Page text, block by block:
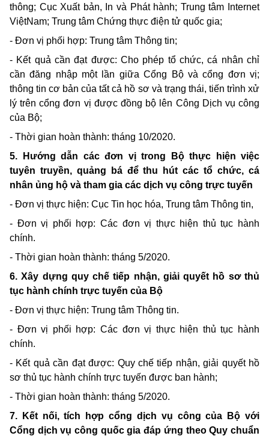
thông; Cục Xuất bản, In và Phát hành; Trung tâm Internet
ViệtNam; Trung tâm Chứng thực điện tử quốc gia;
- Đơn vị phối hợp: Trung tâm Thông tin;
- Kết quả cần đạt được: Cho phép tổ chức, cá nhân chỉ
cần đăng nhập một lần giữa Cổng Bộ và cổng đơn vị;
thông tin cơ bản của tất cả hồ sơ và trạng thái, tiến trình xử
lý trên cổng đơn vị được đồng bộ lên Công Dịch vụ công
của Bộ;
- Thời gian hoàn thành: tháng 10/2020.
5. Hướng dẫn các đơn vị trong Bộ thực hiện việc
tuyên truyền, quảng bá để thu hút các tổ chức, cá
nhân ủng hộ và tham gia các dịch vụ công trực tuyến
- Đơn vị thực hiện: Cục Tin học hóa, Trung tâm Thông tin,
- Đơn vị phối hợp: Các đơn vị thực hiện thủ tục hành
chính.
- Thời gian hoàn thành: tháng 5/2020.
6. Xây dựng quy chế tiếp nhận, giải quyết hồ sơ thủ
tục hành chính trực tuyến của Bộ
- Đơn vị thực hiện: Trung tâm Thông tin.
- Đơn vị phối hợp: Các đơn vị thực hiện thủ tục hành
chính.
- Kết quả cần đạt được: Quy chế tiếp nhận, giải quyết hồ
sơ thủ tục hành chính trực tuyến được ban hành;
- Thời gian hoàn thành: tháng 5/2020.
7. Kết nối, tích hợp cổng dịch vụ công của Bộ với
Cổng dịch vụ công quốc gia đáp ứng theo Quy chuẩn